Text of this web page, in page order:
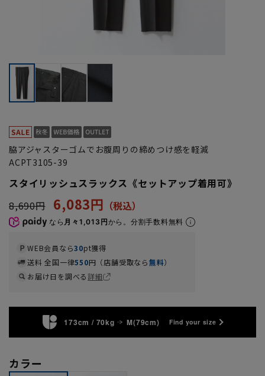
脇アジャスターゴムでお腹周りの締めつけ感を軽減
ACPT3105-39
スタイリッシュスラックス《セットアップ着用可》
8,690円 6,083円
なら 月々1,013円から。分割手数料無料
WEB会員なら30pt獲得
送料 全国一律550円（店舗受取なら無料）
お届け日を調べる詳細
173cm / 70kg M(79cm) Find your size
カラー